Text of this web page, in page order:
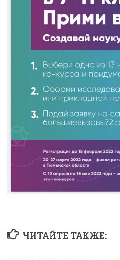
ЧИТАЙТЕ ТАКЖЕ: